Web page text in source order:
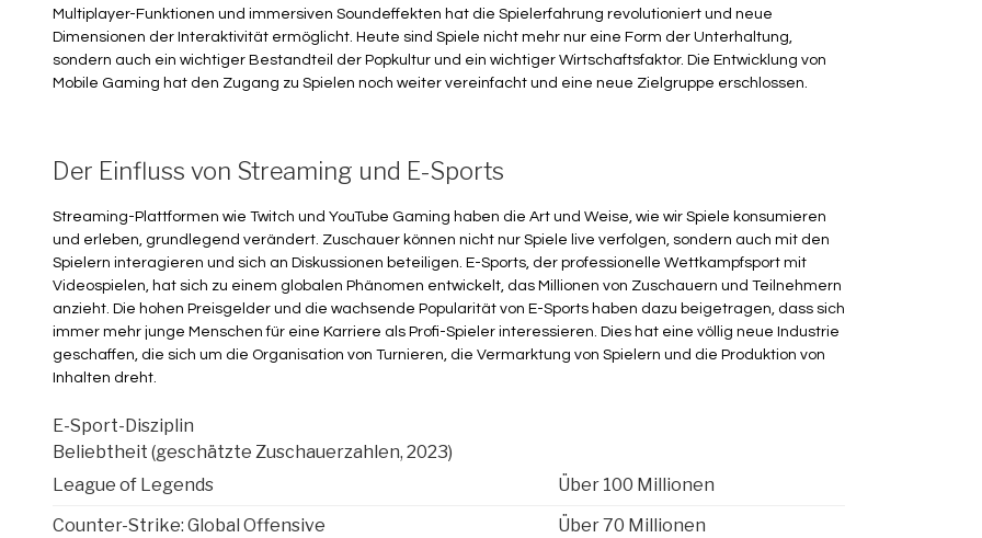
Multiplayer-Funktionen und immersiven Soundeffekten hat die Spielerfahrung revolutioniert und neue
Dimensionen der Interaktivität ermöglicht. Heute sind Spiele nicht mehr nur eine Form der Unterhaltung,
sondern auch ein wichtiger Bestandteil der Popkultur und ein wichtiger Wirtschaftsfaktor. Die Entwicklung von
Mobile Gaming hat den Zugang zu Spielen noch weiter vereinfacht und eine neue Zielgruppe erschlossen.
Der Einfluss von Streaming und E-Sports
Streaming-Plattformen wie Twitch und YouTube Gaming haben die Art und Weise, wie wir Spiele konsumieren
und erleben, grundlegend verändert. Zuschauer können nicht nur Spiele live verfolgen, sondern auch mit den
Spielern interagieren und sich an Diskussionen beteiligen. E-Sports, der professionelle Wettkampfsport mit
Videospielen, hat sich zu einem globalen Phänomen entwickelt, das Millionen von Zuschauern und Teilnehmern
anzieht. Die hohen Preisgelder und die wachsende Popularität von E-Sports haben dazu beigetragen, dass sich
immer mehr junge Menschen für eine Karriere als Profi-Spieler interessieren. Dies hat eine völlig neue Industrie
geschaffen, die sich um die Organisation von Turnieren, die Vermarktung von Spielern und die Produktion von
Inhalten dreht.
E-Sport-Disziplin
Beliebtheit (geschätzte Zuschauerzahlen, 2023)
League of Legends
Über 100 Millionen
Counter-Strike: Global Offensive
Über 70 Millionen